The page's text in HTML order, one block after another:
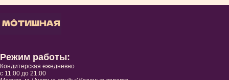
Режим работы:
Кондитерская ежедневно
с 11:00 до 21:00